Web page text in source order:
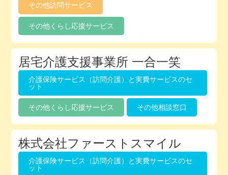
その他訪問サービス
その他くらし応援サービス
居宅介護支援事業所 一合一笑
介護保険サービス（訪問介護）と実費サービスのセ
ット
その他くらし応援サービス その他相談窓口
株式会社ファーストスマイル
介護保険サービス（訪問介護）と実費サービスのセ
ット